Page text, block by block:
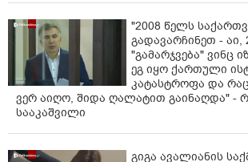
"2008 წელს
გადავარჩინეთ - აი,
"გამარჯვება" ვინც
ეგ იყო ქართული
კატასტროფა და
ვერ აიღო, შიდა ღალატით გაინაღდა" -
სააკაშვილი
გიგა ავალიანის